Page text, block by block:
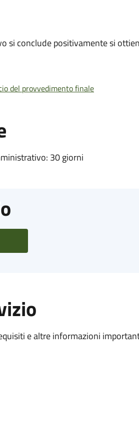
si conclude positivamente si
del provvedimento finale
30 giorni
e altre informazioni